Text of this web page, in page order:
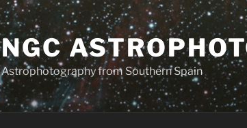
NGC
Astrophotography from Southern Spain